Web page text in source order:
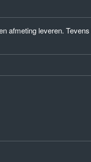
afmeting leveren.